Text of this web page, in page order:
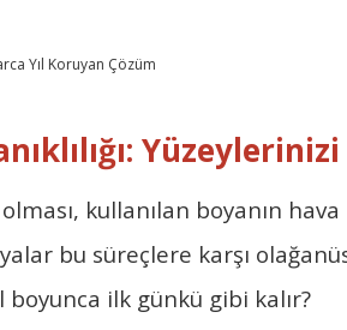
kullanılan boyanın
bu süreçlere karşı
boyunca ilk günkü gibi kalır?